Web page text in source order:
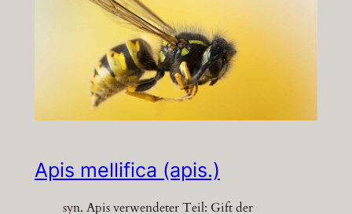
Apis mellifica (apis.)
syn. Apis verwendeter Teil: Gift der